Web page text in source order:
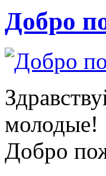
Добро
молодые!
Добро